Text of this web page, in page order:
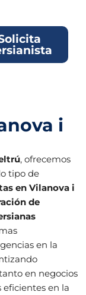
i
, ofrecemos
tipo de
en Vilanova i
de
en la
en negocios
en la